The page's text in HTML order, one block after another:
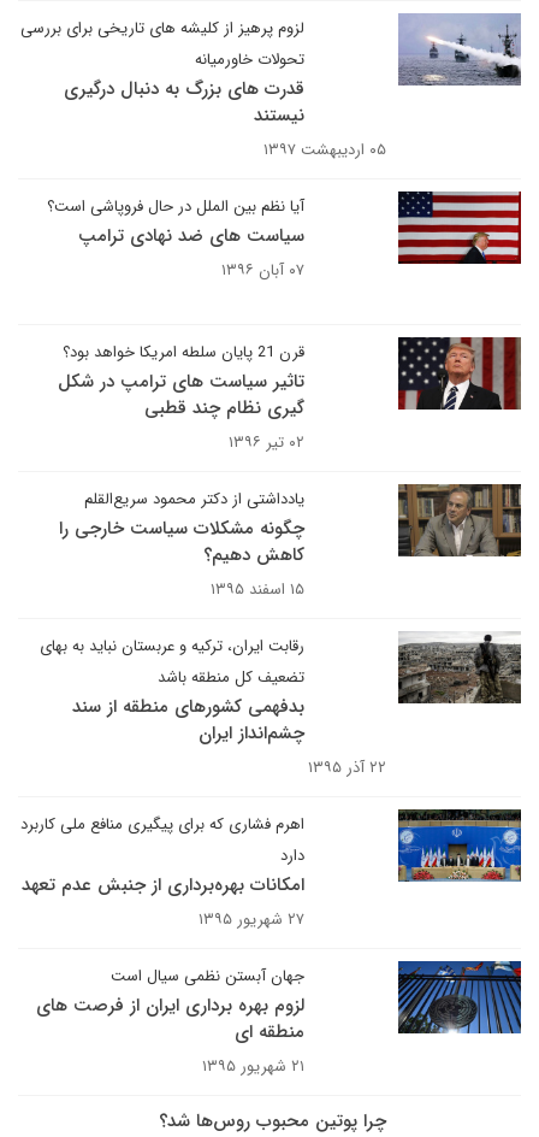
لزوم پرهیز از کلیشه های تاریخی برای بررسی
تحولات خاورمیانه
قدرت های بزرگ به دنبال درگیری
نیستند
۰۵ اردیبهشت ۱۳۹۷
آیا نظم بین الملل در حال فروپاشی است؟
سیاست های ضد نهادی ترامپ
۰۷ آبان ۱۳۹۶
قرن 21 پایان سلطه امریکا خواهد بود؟
تاثیر سیاست های ترامپ در شکل
گیری نظام چند قطبی
۰۲ تیر ۱۳۹۶
یادداشتی از دکتر محمود سریع‌القلم
چگونه مشکلات سیاست خارجی را
کاهش دهیم؟
۱۵ اسفند ۱۳۹۵
رقابت ایران، ترکیه و عربستان نباید به بهای
تضعیف کل منطقه باشد
بدفهمی کشورهای منطقه از سند
چشم‌انداز ایران
۲۲ آذر ۱۳۹۵
اهرم فشاری که برای پیگیری منافع ملی کاربرد
دارد
امکانات بهره‌برداری از جنبش عدم تعهد
۲۷ شهریور ۱۳۹۵
جهان آبستن نظمی سیال است
لزوم بهره برداری ایران از فرصت های
منطقه ای
۲۱ شهریور ۱۳۹۵
چرا پوتین محبوب روس‌ها شد؟